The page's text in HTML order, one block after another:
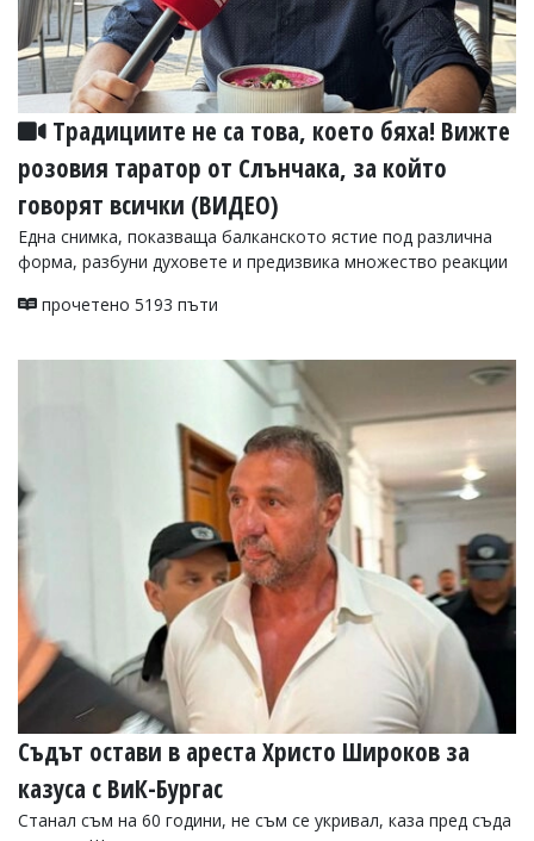
Традициите не са това, което бяха! Вижте
розовия таратор от Слънчака, за който
говорят всички (ВИДЕО)
Една снимка, показваща балканското ястие под различна
форма, разбуни духовете и предизвика множество реакции
прочетено 5193 пъти
Съдът остави в ареста Христо Широков за
казуса с ВиК-Бургас
Станал съм на 60 години, не съм се укривал, каза пред съда